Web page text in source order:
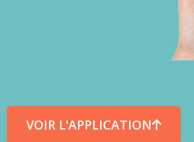
VOIR L'APPLICATION